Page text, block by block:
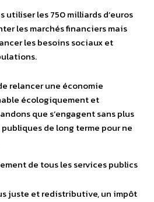
utiliser les 750 milliards d’euros
les marchés financiers mais
les besoins sociaux et
relancer une économie
écologiquement et
que s’engagent sans plus
de long terme pour ne
de tous les services publics
juste et redistributive, un impôt